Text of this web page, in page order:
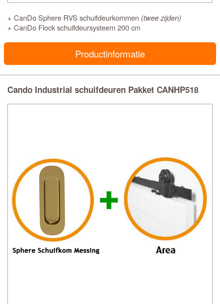
+ CanDo Sphere RVS schuifdeurkommen (twee zijden)
+ CanDo Flock schuifdeursysteem 200 cm
Productinformatie
Cando Industrial schuifdeuren Pakket CANHP518